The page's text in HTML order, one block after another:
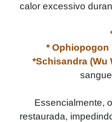
calor excessivo
* Ophiopogon
*Schisandra (Wu
Essencialmente, o
restaurada,